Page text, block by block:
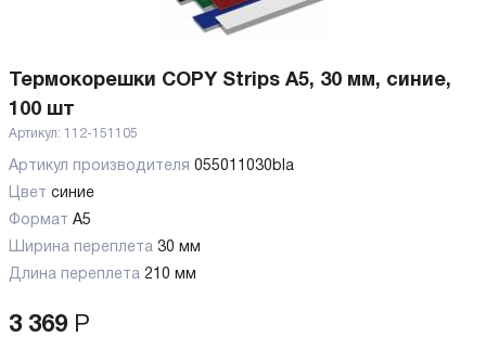
Термокорешки COPY Strips A5, 30 мм, синие,
100 шт
Артикул: 112-151105
Артикул производителя 055011030bla
Цвет синие
Формат A5
Ширина переплета 30 мм
Длина переплета 210 мм
3 369 Р